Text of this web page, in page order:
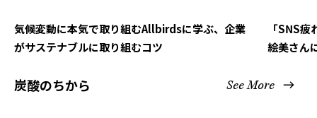
気候変動に本気で取り組むAllbirdsに学ぶ、企業
がサステナブルに取り組むコツ
「SNS
絵美さん
炭酸のちから See More